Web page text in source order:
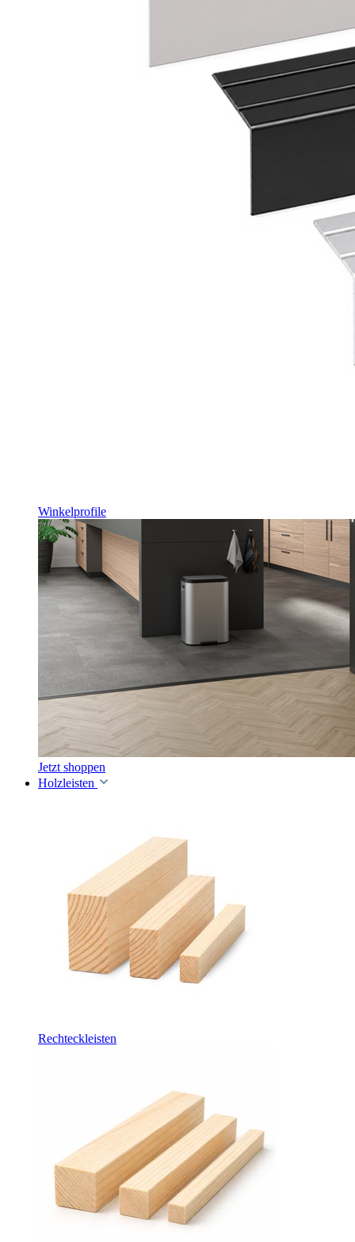
Winkelprofile
Jetzt shoppen
Holzleisten
Rechteckleisten